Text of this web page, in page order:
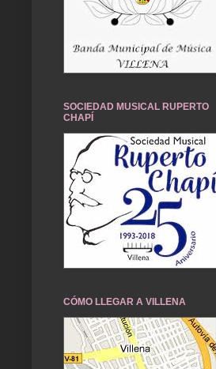
SOCIEDAD MUSICAL RUPERTO
CHAPÍ
CÓMO LLEGAR A VILLENA